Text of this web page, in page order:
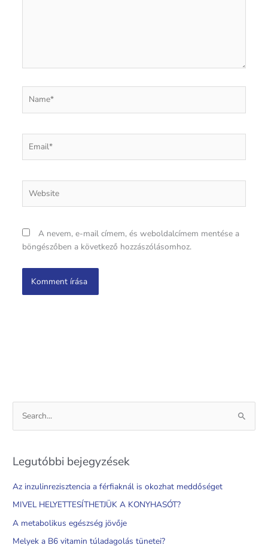
A nevem, e-mail címem, és weboldalcímem mentése a
böngészőben a következő hozzászólásomhoz.
e
r
c
h
r
Legutóbbi bejegyzések
Az inzulinrezisztencia a férfiaknál is okozhat meddőséget
MIVEL HELYETTESÍTHETJÜK A KONYHASÓT?
A metabolikus egészség jövője
Melyek a B6 vitamin túladagolás tünetei?